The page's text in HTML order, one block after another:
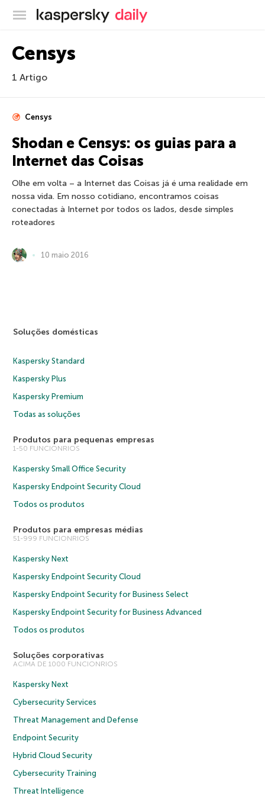
Blog oficial da Kaspersky
Censys
1 Artigo
Censys
Shodan e Censys: os guias para a
Internet das Coisas
Olhe em volta – a Internet das Coisas já é uma realidade em
nossa vida. Em nosso cotidiano, encontramos coisas
conectadas à Internet por todos os lados, desde simples
roteadores
10 maio 2016
Soluções domésticas
Kaspersky Standard
Kaspersky Plus
Kaspersky Premium
Todas as soluções
Produtos para pequenas empresas
1-50 FUNCIONRIOS
Kaspersky Small Office Security
Kaspersky Endpoint Security Cloud
Todos os produtos
Produtos para empresas médias
51-999 FUNCIONRIOS
Kaspersky Next
Kaspersky Endpoint Security Cloud
Kaspersky Endpoint Security for Business Select
Kaspersky Endpoint Security for Business Advanced
Todos os produtos
Soluções corporativas
ACIMA DE 1000 FUNCIONRIOS
Kaspersky Next
Cybersecurity Services
Threat Management and Defense
Endpoint Security
Hybrid Cloud Security
Cybersecurity Training
Threat Intelligence